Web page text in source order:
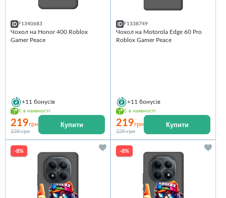
F1340683
Чохол на Honor 400 Roblox
Gamer Peace
+11 бонусів
Є в наявності
219грн
239 грн
Купити
F1338749
Чохол на Motorola Edge 60 Pro
Roblox Gamer Peace
+11 бонусів
Є в наявності
219грн
239 грн
Купити
-8% -8%